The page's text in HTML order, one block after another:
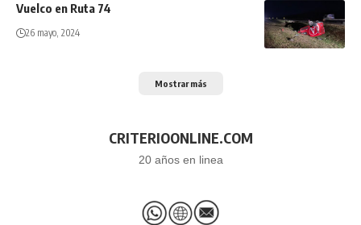
Vuelco en Ruta 74
26 mayo, 2024
Mostrar más
CRITERIOONLINE.COM
20 años en linea